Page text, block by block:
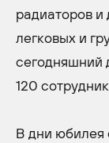
радиаторов
легковых и
сегодняшний
120
В дни юбилея